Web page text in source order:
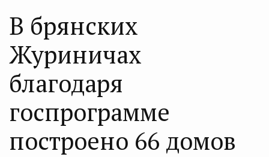
В брянских
Журиничах
благодаря
госпрограмме
построено 66 домов